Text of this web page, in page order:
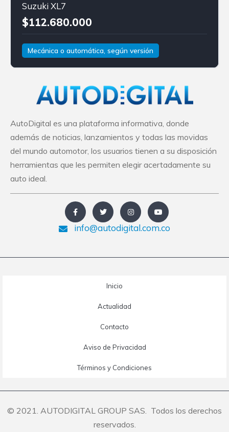
Suzuki XL7
$112.680.000
Mecánica o automática, según versión
AutoDigital es una plataforma informativa, donde
además de noticias, lanzamientos y todas las movidas
del mundo automotor, los usuarios tienen a su disposición
herramientas que les permiten elegir acertadamente su
auto ideal.
info@autodigital.com.co
Inicio
Actualidad
Contacto
Aviso de Privacidad
Términos y Condiciones
© 2021. AUTODIGITAL GROUP SAS. Todos los derechos
reservados.